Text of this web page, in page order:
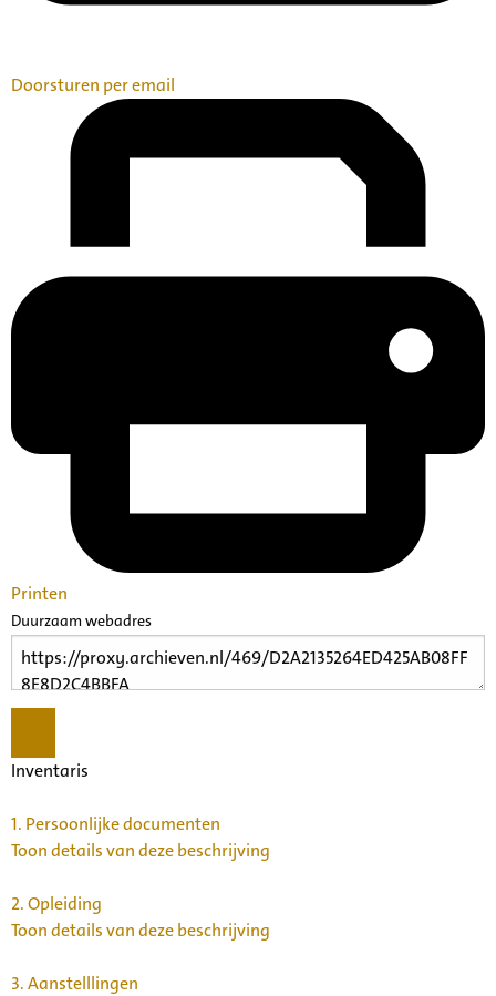
Doorsturen per email
Printen
Duurzaam webadres
Inventaris
1. Persoonlijke documenten
Toon details van deze beschrijving
2.Opleiding
Toon details van deze beschrijving
3.Aanstelllingen